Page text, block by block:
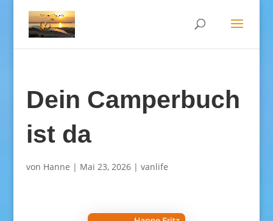
Dein Camperbuch
ist da
von Hanne | Mai 23, 2026| vanlife